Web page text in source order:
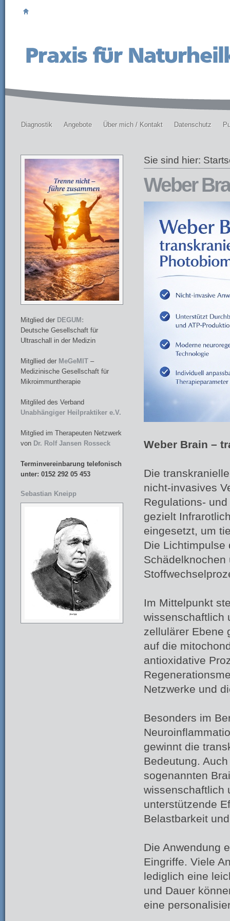
Diagnostik Angebote Über mich / Kontakt Datenschutz
Sie sind hier:
Weber
Weber Brain –
Die
nicht-invasives
Regulations-
gezielt
eingesetzt, um
Die Lichtimpulse
Im Mittelpunkt
wissenschaftlich
zellulärer Ebene
auf die
antioxidative
Netzwerke und
Besonders im
gewinnt die
Bedeutung.
sogenannten
wissenschaftlich
unterstützende
Belastbarkeit
Die Anwendung
Eingriffe. Viele
lediglich eine
und Dauer
eine
Mitglied der DEGUM:
Deutsche Gesellschaft für
Ultraschall in der Medizin
Mitgllied der MeGeMIT –
Medizinische Gesellschaft für
Mikroimmuntherapie
Mitgliled des Verband
Unabhängiger Heilpraktiker e.V.
Mitglied im Therapeuten Netzwerk
von Dr. Rolf Jansen Rosseck
Terminvereinbarung telefonisch
unter: 0152 292 05 453
Sebastian Kneipp